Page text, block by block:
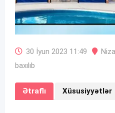
30 İyun 2023 11:49
baxılıb
Ətraflı Xüsusiyyətlər